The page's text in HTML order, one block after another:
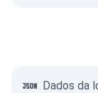
Dados da